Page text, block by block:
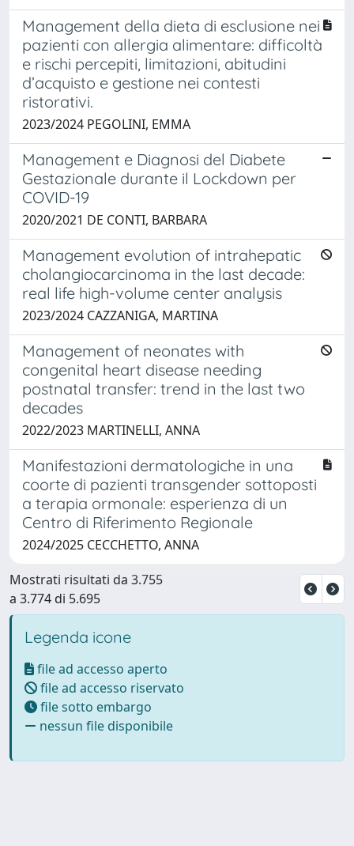
Management della dieta di esclusione nei
pazienti con allergia alimentare: difficoltà
e rischi percepiti, limitazioni, abitudini
d’acquisto e gestione nei contesti
ristorativi.
2023/2024 PEGOLINI, EMMA
Management e Diagnosi del Diabete
Gestazionale durante il Lockdown per
COVID-19
2020/2021 DE CONTI, BARBARA
Management evolution of intrahepatic
cholangiocarcinoma in the last decade:
real life high-volume center analysis
2023/2024 CAZZANIGA, MARTINA
Management of neonates with
congenital heart disease needing
postnatal transfer: trend in the last two
decades
2022/2023 MARTINELLI, ANNA
Manifestazioni dermatologiche in una
coorte di pazienti transgender sottoposti
a terapia ormonale: esperienza di un
Centro di Riferimento Regionale
2024/2025 CECCHETTO, ANNA
Mostrati risultati da 3.755
a 3.774 di 5.695
Legenda icone
file ad accesso aperto
file ad accesso riservato
file sotto embargo
nessun file disponibile